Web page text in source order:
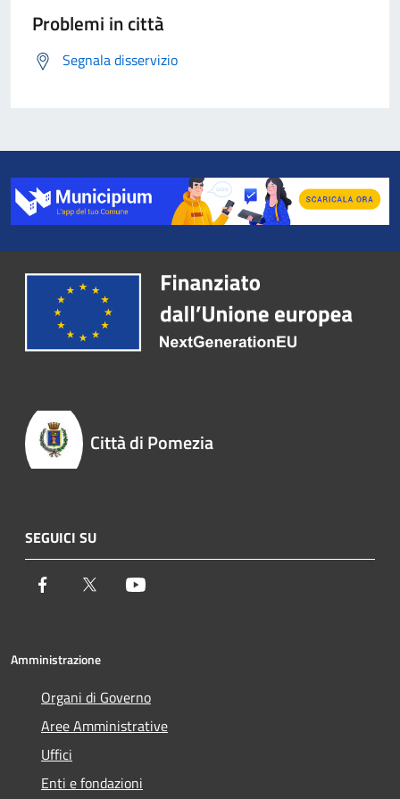
Problemi in città
Segnala disservizio
Città di Pomezia
SEGUICI SU
Facebook Twitter
Amministrazione
Organi di Governo
Aree Amministrative
Uffici
Enti e fondazioni